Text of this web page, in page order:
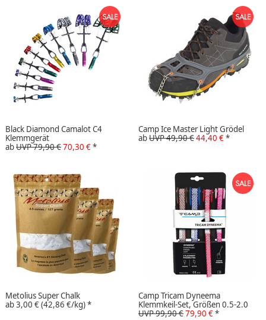
Black Diamond Camalot C4
Klemmgerät
abUVP 79,90 €70,30 €*
Camp Ice Master Light Grödel
abUVP 49,90 €44,40 €*
Metolius Super Chalk
ab3,00 €(42,86 €/kg)*
Camp Tricam Dyneema
Klemmkeil-Set, Größen 0.5-2.0
UVP 99,90 €79,90 €*